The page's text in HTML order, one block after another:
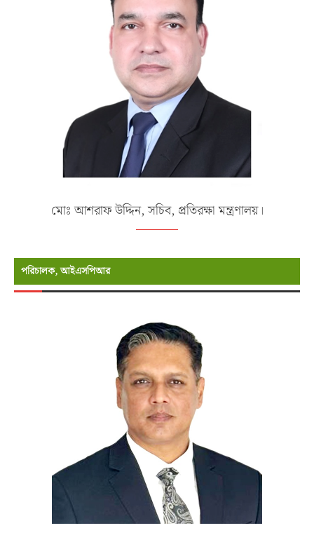
মোঃ আশরাফ উদ্দিন, সচিব, প্রতিরক্ষা মন্ত্রণালয়।
পরিচালক, আইএসপিআর